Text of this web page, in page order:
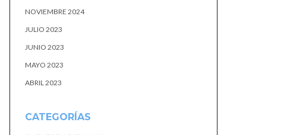
NOVIEMBRE 2024
JULIO 2023
JUNIO 2023
MAYO 2023
ABRIL 2023
CATEGORÍAS